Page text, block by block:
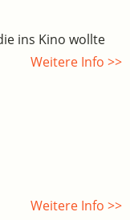
ins Kino wollte
Weitere Info >>
Weitere Info >>